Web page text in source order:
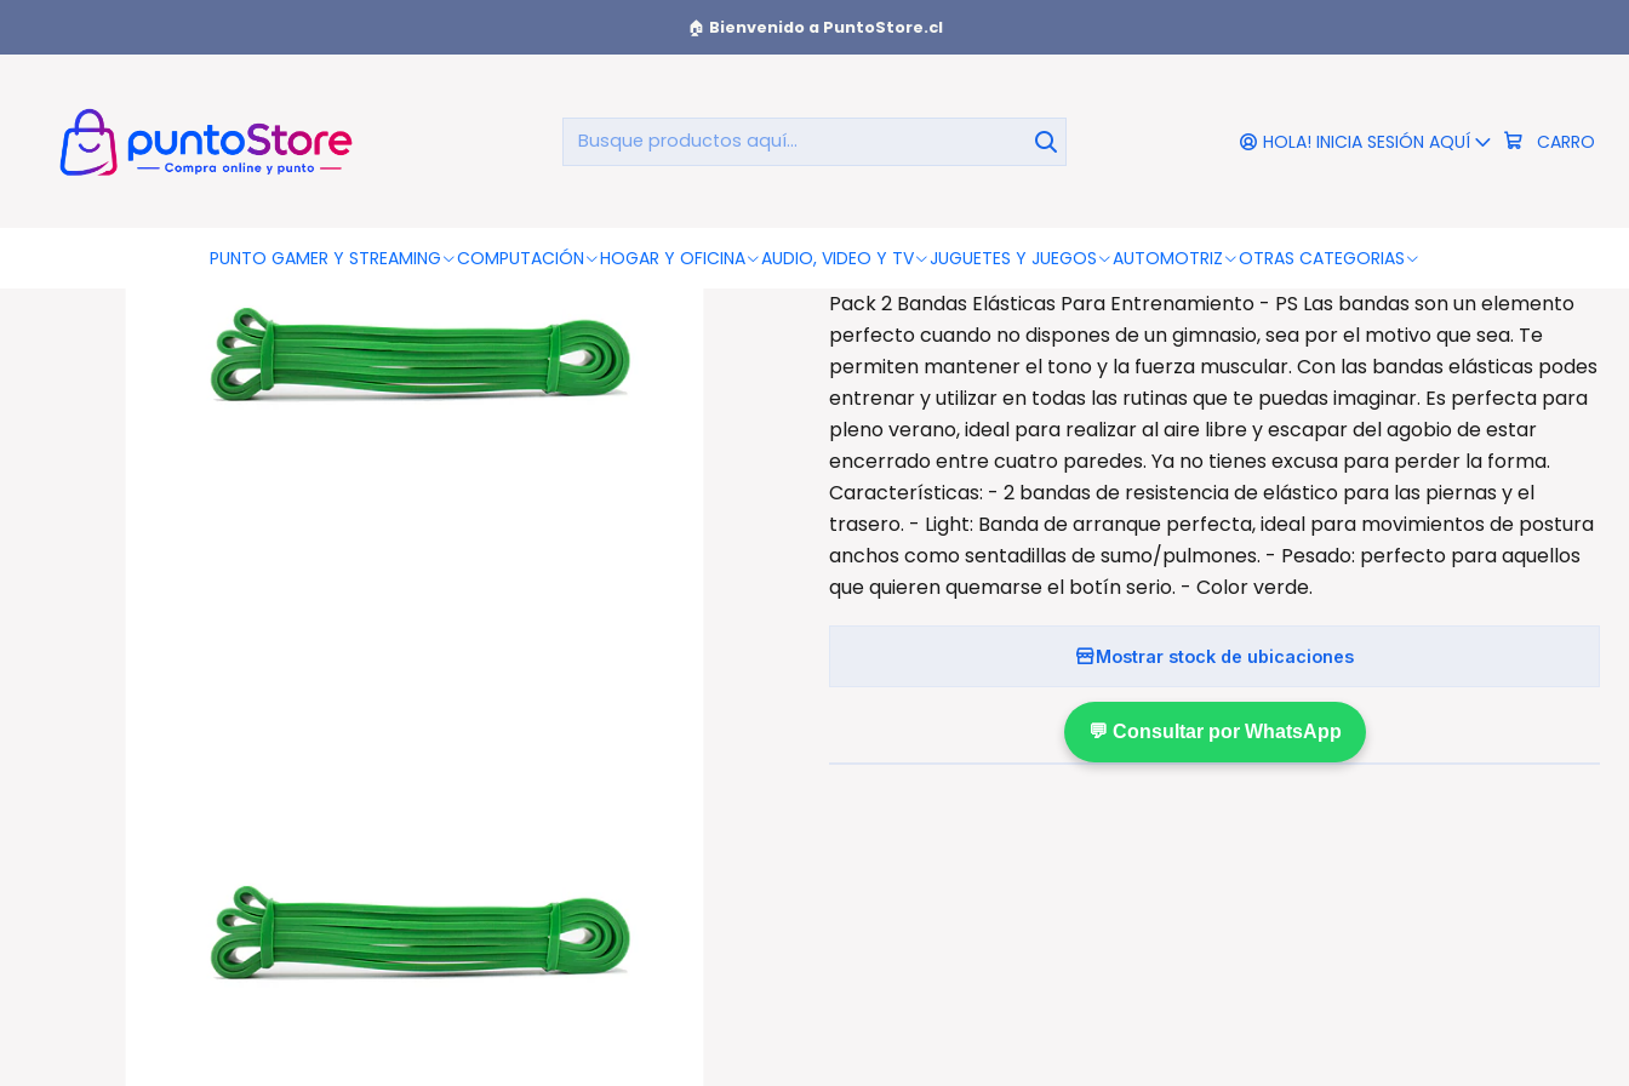
HOLA! INICIA SESIÓN AQUÍ CARRO
PUNTO GAMER Y STREAMING COMPUTACIÓN HOGAR Y OFICINA AUDIO, VIDEO Y TV JUGUETES Y JUEGOS AUTOMOTRIZ OTRAS CATEGORIAS
🏠 Bienvenido a PuntoStore.cl
Pack 2 Bandas Elásticas Para Entrenamiento - Ps
Pack 2 Bandas Elásticas Para
Entrenamiento - Ps
DESCRIPCIÓN
Pack 2 Bandas Elásticas Para Entrenamiento - PS Las bandas son un elemento
perfecto cuando no dispones de un gimnasio, sea por el motivo que sea. Te
permiten mantener el tono y la fuerza muscular. Con las bandas elásticas podes
entrenar y utilizar en todas las rutinas que te puedas imaginar. Es perfecta para
pleno verano, ideal para realizar al aire libre y escapar del agobio de estar
encerrado entre cuatro paredes. Ya no tienes excusa para perder la forma.
Características: - 2 bandas de resistencia de elástico para las piernas y el
trasero. - Light: Banda de arranque perfecta, ideal para movimientos de postura
anchos como sentadillas de sumo/pulmones. - Pesado: perfecto para aquellos
que quieren quemarse el botín serio. - Color verde.
Mostrar stock de ubicaciones
💬 Consultar por WhatsApp